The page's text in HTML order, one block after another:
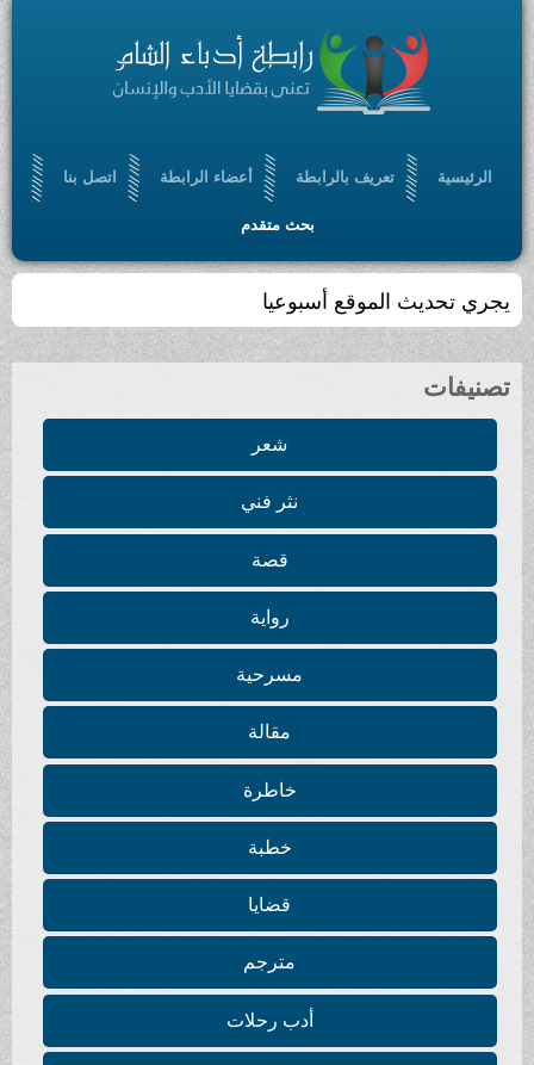
الرئيسية تعريف بالرابطة أعضاء الرابطة اتصل بنا
بحث متقدم
يجري تحديث الموقع أسبوعيا
تصنيفات
شعر
نثر فني
قصة
رواية
مسرحية
مقالة
خاطرة
خطبة
قضايا
مترجم
أدب رحلات